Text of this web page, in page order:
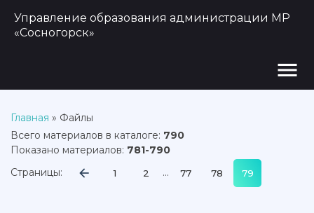
Управление образования администрации МР
«Сосногорск»
menu
Главная » Файлы
Всего материалов в каталоге: 790
Показано материалов: 781-790
Страницы: 1 2 ... 77 78 79